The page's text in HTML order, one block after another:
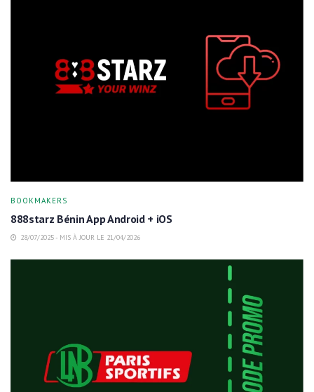
BOOKMAKERS
888starz Bénin App Android + iOS
28/07/2025 - MIS À JOUR LE 21/04/2026